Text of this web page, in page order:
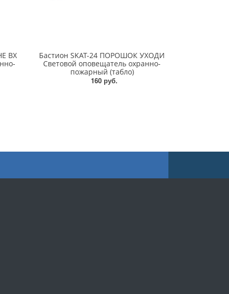
ВХ
Бастион SKAT-24 ПОРОШОК УХОДИ
Световой оповещатель охранно-
пожарный (табло)
160 руб.